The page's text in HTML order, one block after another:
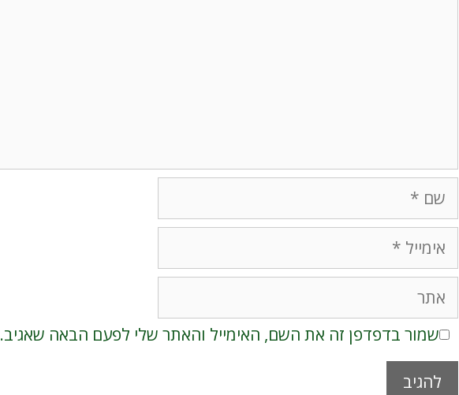
שם
אימייל
אתר
שמור בדפדפן זה את השם, האימייל והאתר שלי לפעם הבאה שאגיב.